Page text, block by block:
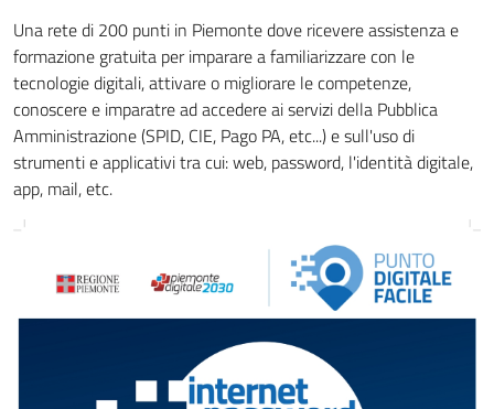
Una rete di 200 punti in Piemonte dove ricevere assistenza e
formazione gratuita per imparare a familiarizzare con le
tecnologie digitali, attivare o migliorare le competenze,
conoscere e imparatre ad accedere ai servizi della Pubblica
Amministrazione (SPID, CIE, Pago PA, etc...) e sull'uso di
strumenti e applicativi tra cui: web, password, l'identità digitale,
app, mail, etc.